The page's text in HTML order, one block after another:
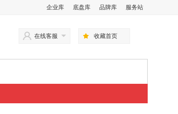
企业库 底盘库 品牌库 服务站
在线客服 收藏首页